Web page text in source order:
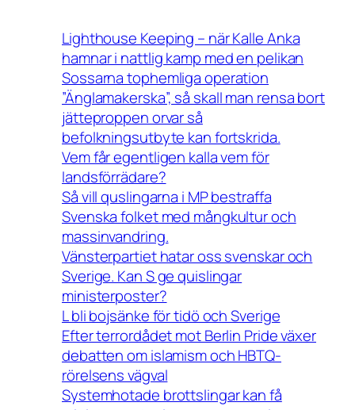
Lighthouse Keeping – när Kalle Anka
hamnar i nattlig kamp med en pelikan
Sossarna tophemliga operation
”Änglamakerska”, så skall man rensa bort
jätteproppen orvar så
befolkningsutbyte kan fortskrida.
Vem får egentligen kalla vem för
landsförrädare?
Så vill quslingarna i MP bestraffa
Svenska folket med mångkultur och
massinvandring.
Vänsterpartiet hatar oss svenskar och
Sverige. Kan S ge quislingar
ministerposter?
L bli bojsänke för tidö och Sverige
Efter terrordådet mot Berlin Pride växer
debatten om islamism och HBTQ-
rörelsens vägval
Systemhotade brottslingar kan få